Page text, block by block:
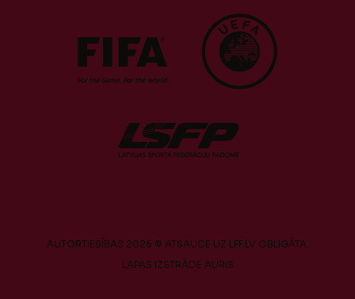
AUTORTIESĪBAS 2026 © ATSAUCE UZ LFF.LV OBLIGĀTA.
LAPAS IZSTRĀDE AURIS